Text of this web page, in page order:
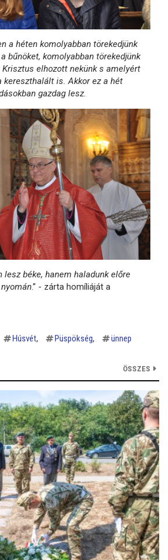
a héten komolyabban törekedjünk
bűnöket, komolyabban törekedjünk
elhozott nekünk s amelyért
kereszthalált is. Akkor ez a hét
gazdag lesz.
lesz béke, hanem haladunk előre
.” - zárta homíliáját a
Húsvét Püspökség ünnep
ÖSSZES